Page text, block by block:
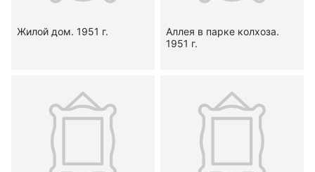
Жилой дом. 1951 г.
Аллея в парке колхоза.
1951 г.